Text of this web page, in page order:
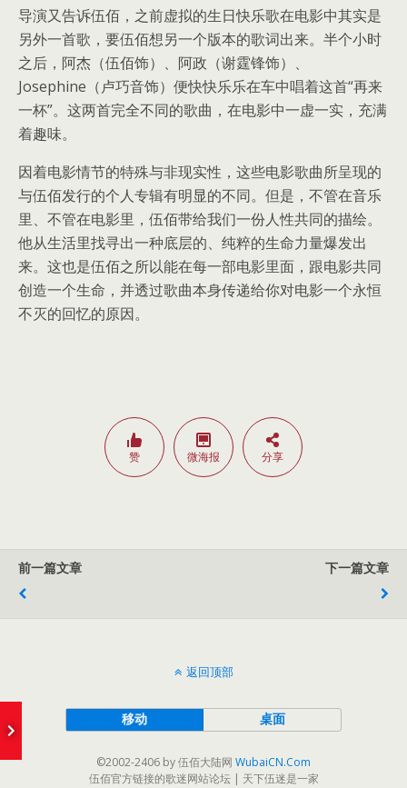
导演又告诉伍佰，之前虚拟的生日快乐歌在电影中其实是
另外一首歌，要伍佰想另一个版本的歌词出来。半个小时
之后，阿杰（伍佰饰）、阿政（谢霆锋饰）、
Josephine（卢巧音饰）便快快乐乐在车中唱着这首“再来
一杯”。这两首完全不同的歌曲，在电影中一虚一实，充满
着趣味。
因着电影情节的特殊与非现实性，这些电影歌曲所呈现的
与伍佰发行的个人专辑有明显的不同。但是，不管在音乐
里、不管在电影里，伍佰带给我们一份人性共同的描绘。
他从生活里找寻出一种底层的、纯粹的生命力量爆发出
来。这也是伍佰之所以能在每一部电影里面，跟电影共同
创造一个生命，并透过歌曲本身传递给你对电影一个永恒
不灭的回忆的原因。
赞 微海报 分享
前一篇文章 下一篇文章
返回顶部
移动 桌面
©2002-2406 by 伍佰大陆网 WubaiCN.Com
伍佰官方链接的歌迷网站论坛 | 天下伍迷是一家